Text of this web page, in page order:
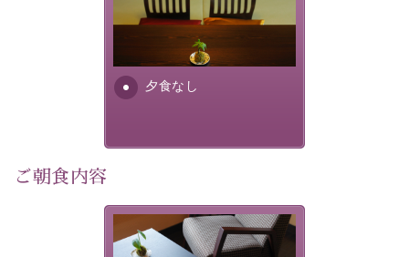
温かいおもてなし。ご滞在を楽しみに待つ日々が旅をよ
り特別なものにしてくれます。
早めのご予約で、お得に癒しのひとときをお過ごしくだ
個室料亭、貸切風呂のご利用が可能な上、 安心安全にご
滞在いただけるよう
徹底した衛生管理を行っております。
-------------------------------------------------
夕食なし
夕食なしご夕食を追加される
場合は、二食付きのプランを
お選びくださいませ。
ご朝食内容
朝食なし。ご朝食を付ける場
合は朝食付きのプランをお選